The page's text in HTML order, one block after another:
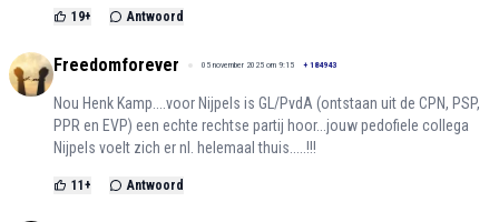
19+ Antwoord
Freedomforever 05 november 2025 om 9:15 + 184943
Nou Henk Kamp....voor Nijpels is GL/PvdA (ontstaan uit de CPN, PSP,
PPR en EVP) een echte rechtse partij hoor...jouw pedofiele collega
Nijpels voelt zich er nl. helemaal thuis.....!!!
11 + Antwoord